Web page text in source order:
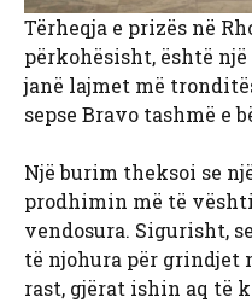
Tërheqja e prizës në
përkohësisht, është
janë lajmet më
sepse Bravo tashmë e
Një burim theksoi se
prodhimin më të
vendosura. Sigurisht,
të njohura për grindjet
rast, gjërat ishin aq të